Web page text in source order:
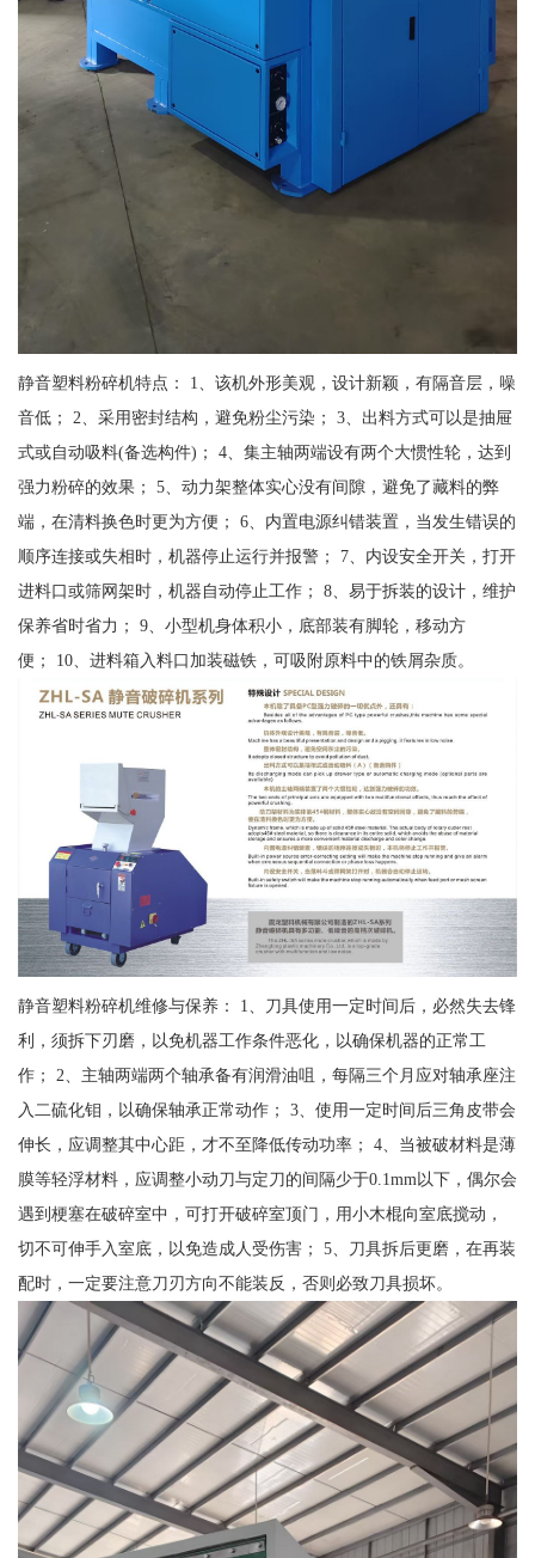
静音塑料粉碎机特点： 1、该机外形美观，设计新颖，有隔音层，噪
音低； 2、采用密封结构，避免粉尘污染； 3、出料方式可以是抽屉
式或自动吸料(备选构件)； 4、集主轴两端设有两个大惯性轮，达到
强力粉碎的效果； 5、动力架整体实心没有间隙，避免了藏料的弊
端，在清料换色时更为方便； 6、内置电源纠错装置，当发生错误的
顺序连接或失相时，机器停止运行并报警； 7、内设安全开关，打开
进料口或筛网架时，机器自动停止工作； 8、易于拆装的设计，维护
保养省时省力； 9、小型机身体积小，底部装有脚轮，移动方
便； 10、进料箱入料口加装磁铁，可吸附原料中的铁屑杂质。
静音塑料粉碎机维修与保养： 1、刀具使用一定时间后，必然失去锋
利，须拆下刃磨，以免机器工作条件恶化，以确保机器的正常工
作； 2、主轴两端两个轴承备有润滑油咀，每隔三个月应对轴承座注
入二硫化钼，以确保轴承正常动作； 3、使用一定时间后三角皮带会
伸长，应调整其中心距，才不至降低传动功率； 4、当被破材料是薄
膜等轻浮材料，应调整小动刀与定刀的间隔少于0.1mm以下，偶尔会
遇到梗塞在破碎室中，可打开破碎室顶门，用小木棍向室底搅动，
切不可伸手入室底，以免造成人受伤害； 5、刀具拆后更磨，在再装
配时，一定要注意刀刃方向不能装反，否则必致刀具损坏。